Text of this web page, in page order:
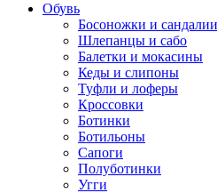
Обувь
Босоножки и сандалии
Шлепанцы и сабо
Балетки и мокасины
Кеды и слипоны
Туфли и лоферы
Кроссовки
Ботинки
Ботильоны
Сапоги
Полуботинки
Угги